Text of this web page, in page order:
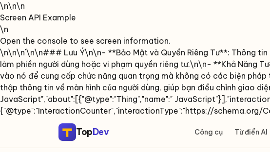
\n\n\n
Screen API Example
\n
Open the console to see screen information.
\n\n\n`\n\n### Lưu Ý\n\n- **Bảo Mật và Quyền Riêng Tư**: Thông tin
làm phiền người dùng hoặc vi phạm quyền riêng tư.\n\n- **Khả Năng
vào nó để cung cấp chức năng quan trọng mà không có các biện
thập thông tin về màn hình của người dùng, giúp bạn điều chỉnh giao
JavaScript","about":[{"@type":"Thing","name":"
{"@type":"InteractionCounter","interactionType":"https://
TopDev Công cụ Từ điển AI